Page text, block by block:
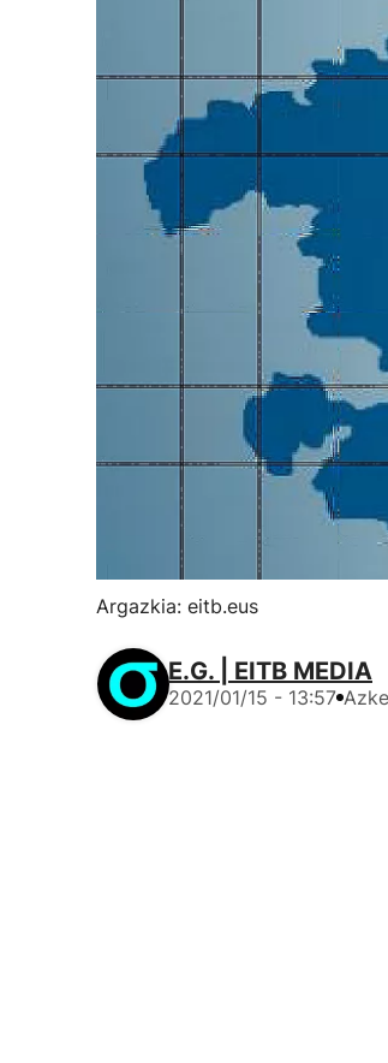
Argazkia: eitb.eus
E.G. | EITB MEDIA
2021/01/15 - 13:57